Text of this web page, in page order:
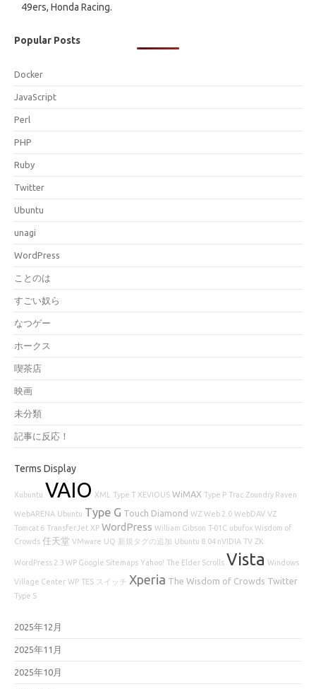
49ers, Honda Racing.
Popular Posts
Docker
JavaScript
Perl
PHP
Ruby
Twitter
Ubuntu
unagi
WordPress
ことのは
すごい奴ら
なつゲー
ホークス
喫茶店
映画
未分類
記事に反応！
Terms Display
Xubuntu VAIO XML Type T XEVIOUS WiMAX Type P Trac Zoundry Raven
WebARENA Ubuntu Type G Touch Diamond WZ Web 2.0 WebDAV VZ
Tomcat 6 TransferJet XP WordPress William Gibson T-01C ubufox Wisdom of
Crowds 任天堂 VMware UQ 新規タグの追加 Ubuntu 8.04 nVIDIA TV ZK
WordPress 2.3 WP Google Sitemaps Yahoo! The Elder Scrolls Vista Windows
Village Center WP TES スイッチ Xperia The Wisdom of Crowds Twitter
Type S
2025年12月
2025年11月
2025年10月